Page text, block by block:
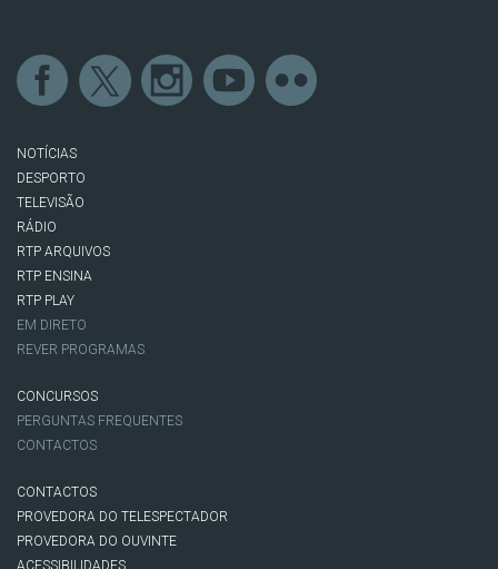
NOTÍCIAS
DESPORTO
TELEVISÃO
RÁDIO
RTP ARQUIVOS
RTP ENSINA
RTP PLAY
EM DIRETO
REVER PROGRAMAS
CONCURSOS
PERGUNTAS FREQUENTES
CONTACTOS
CONTACTOS
PROVEDORA DO TELESPECTADOR
PROVEDORA DO OUVINTE
ACESSIBILIDADES